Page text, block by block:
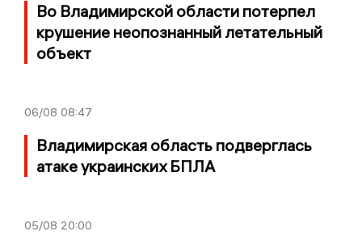
Во Владимирской области потерпел
крушение неопознанный летательный
объект
06/08 08:47
Владимирская область подверглась
атаке украинских БПЛА
05/08 20:00